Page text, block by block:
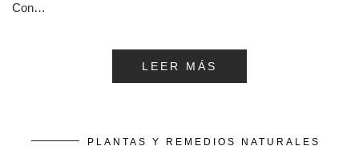
Con…
LEER MÁS
PLANTAS Y REMEDIOS NATURALES